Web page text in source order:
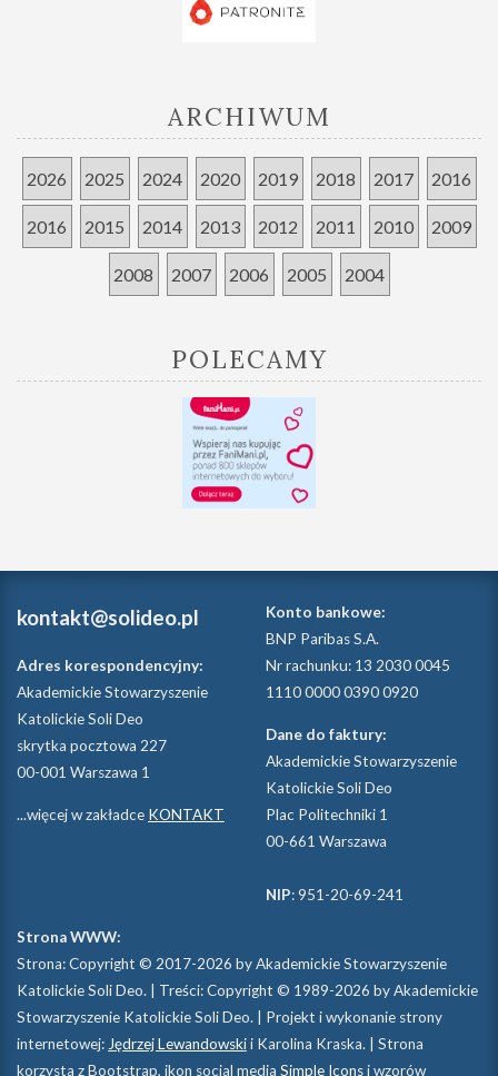
ARCHIWUM
2026 2025 2024 2020 2019 2018 2017 2016
2016 2015 2014 2013 2012 2011 2010 2009
2008 2007 2006 2005 2004
POLECAMY
kontakt@solideo.pl
Adres korespondencyjny:
Akademickie Stowarzyszenie
Katolickie Soli Deo
skrytka pocztowa 227
00-001 Warszawa 1
...więcej w zakładce KONTAKT
Konto bankowe:
BNP Paribas S.A.
Nr rachunku: 13 2030 0045
1110 0000 0390 0920
Dane do faktury:
Akademickie Stowarzyszenie
Katolickie Soli Deo
Plac Politechniki 1
00-661 Warszawa
NIP: 951-20-69-241
Strona WWW:
Strona: Copyright © 2017-2026 by Akademickie Stowarzyszenie
Katolickie Soli Deo. | Treści: Copyright © 1989-2026 by Akademickie
Stowarzyszenie Katolickie Soli Deo. | Projekt i wykonanie strony
internetowej: Jędrzej Lewandowskii Karolina Kraska. | Strona
korzysta z Bootstrap, ikon social media Simple Iconsi wzorów